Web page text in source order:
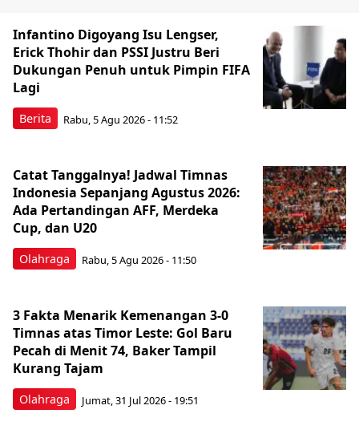
Berita
Infantino Digoyang Isu Lengser,
Erick Thohir dan PSSI Justru Beri
Dukungan Penuh untuk Pimpin FIFA
Lagi
Rabu, 5 Agu 2026 - 11:52
Olahraga
Catat Tanggalnya! Jadwal Timnas
Indonesia Sepanjang Agustus 2026:
Ada Pertandingan AFF, Merdeka
Cup, dan U20
Rabu, 5 Agu 2026 - 11:50
Olahraga
3 Fakta Menarik Kemenangan 3-0
Timnas atas Timor Leste: Gol Baru
Pecah di Menit 74, Baker Tampil
Kurang Tajam
Jumat, 31 Jul 2026 - 19:51